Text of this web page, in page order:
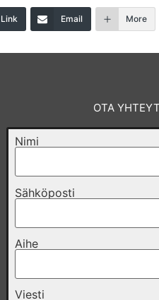
Email More
OTA
Nimi
Sähköposti
Aihe
Viesti